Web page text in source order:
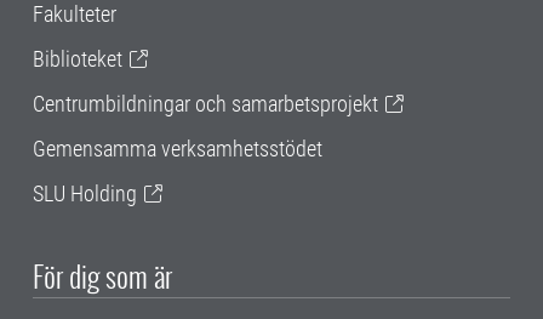
Fakulteter
Biblioteket
Centrumbildningar och samarbetsprojekt
Gemensamma verksamhetsstödet
SLU Holding
För dig som är